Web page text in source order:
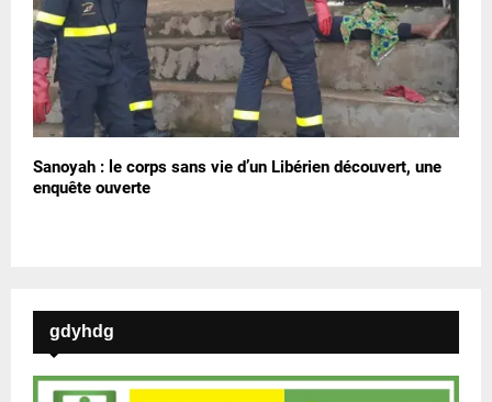
Sanoyah : le corps sans vie d’un Libérien découvert, une
enquête ouverte
gdyhdg